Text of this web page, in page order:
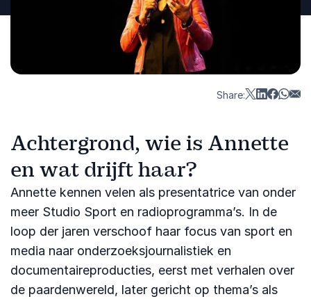
Share:
Achtergrond, wie is Annette
en wat drijft haar?
Annette kennen velen als presentatrice van onder
meer Studio Sport en radioprogramma’s. In de
loop der jaren verschoof haar focus van sport en
media naar onderzoeksjournalistiek en
documentaireproducties, eerst met verhalen over
de paardenwereld, later gericht op thema’s als